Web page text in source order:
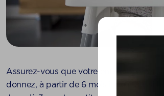
Assurez-vous que votre enfant boive
donnez, à partir de 6 mois il peut aussi